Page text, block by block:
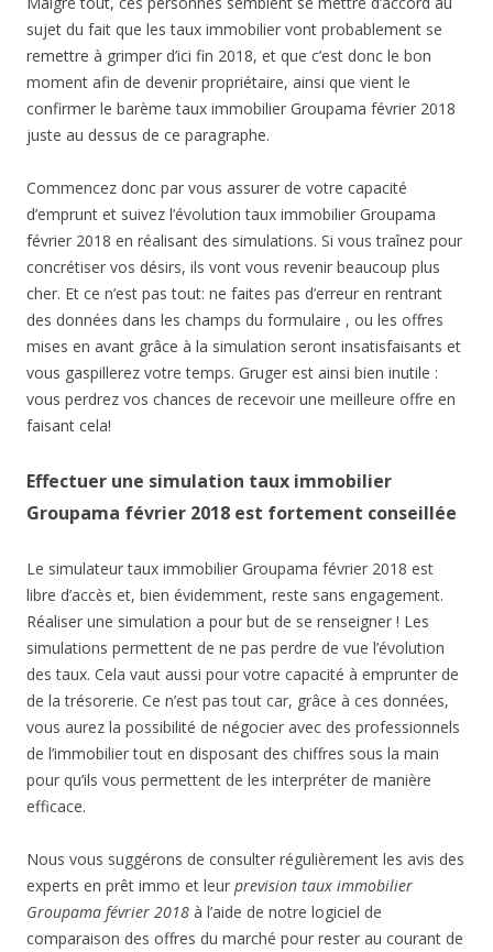
sujet du fait que les taux immobilier vont probablement se
remettre à grimper d’ici fin 2018, et que c’est donc le bon
moment afin de devenir propriétaire, ainsi que vient le
confirmer le barème taux immobilier Groupama février 2018
juste au dessus de ce paragraphe.
Commencez donc par vous assurer de votre capacité
d’emprunt et suivez l’évolution taux immobilier Groupama
février 2018 en réalisant des simulations. Si vous traînez pour
concrétiser vos désirs, ils vont vous revenir beaucoup plus
cher. Et ce n’est pas tout: ne faites pas d’erreur en rentrant
des données dans les champs du formulaire , ou les offres
mises en avant grâce à la simulation seront insatisfaisants et
vous gaspillerez votre temps. Gruger est ainsi bien inutile :
vous perdrez vos chances de recevoir une meilleure offre en
faisant cela!
Effectuer une simulation taux immobilier
Groupama février 2018 est fortement conseillée
Le simulateur taux immobilier Groupama février 2018 est
libre d’accès et, bien évidemment, reste sans engagement.
Réaliser une simulation a pour but de se renseigner ! Les
simulations permettent de ne pas perdre de vue l’évolution
des taux. Cela vaut aussi pour votre capacité à emprunter de
de la trésorerie. Ce n’est pas tout car, grâce à ces données,
vous aurez la possibilité de négocier avec des professionnels
de l’immobilier tout en disposant des chiffres sous la main
pour qu’ils vous permettent de les interpréter de manière
efficace.
Nous vous suggérons de consulter régulièrement les avis des
experts en prêt immo et leur prevision taux immobilier
Groupama février 2018 à l’aide de notre logiciel de
comparaison des offres du marché pour rester au courant de